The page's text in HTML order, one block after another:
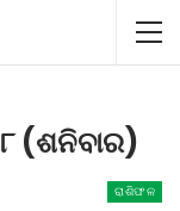
(ଶନିବାର)
ରାଶିଫଳ